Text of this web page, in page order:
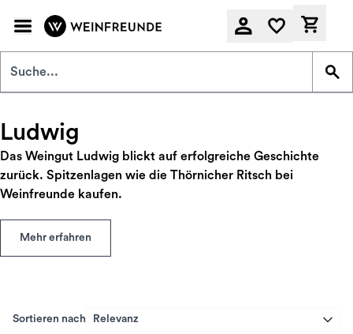
Ludwig
Das Weingut Ludwig blickt auf erfolgreiche Geschichte
zurück. Spitzenlagen wie die Thörnicher Ritsch bei
Weinfreunde kaufen.
Mehr erfahren
Sortieren nach Relevanz